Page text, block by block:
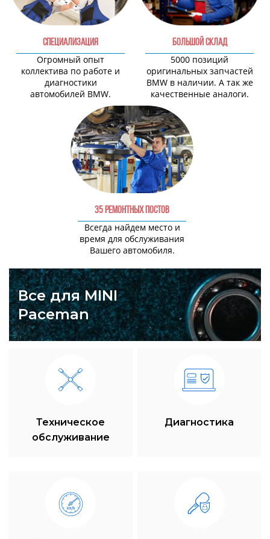
СПЕЦИАЛИЗАЦИЯ
Огромный опыт
коллектива по работе и
диагностики
автомобилей BMW.
БОЛЬШОЙ СКЛАД
5000 позиций
оригинальных запчастей
BMW в наличии. А так же
качественные аналоги.
35 РЕМОНТНЫХ ПОСТОВ
Всегда найдем место и
время для обслуживания
Вашего автомобиля.
Все для MINI
Paceman
Техническое
обслуживание
Диагностика